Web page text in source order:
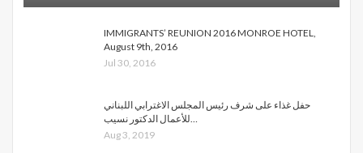
IMMIGRANTS’ REUNION 2016 MONROE HOTEL,
August 9th, 2016
Jul 30, 2016
حفل غذاء على شرف رئيس المجلس الاغترابي اللبناني
Aug 3, 2019